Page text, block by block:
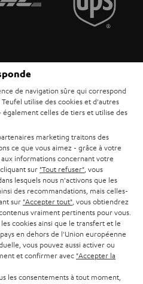
ne font pas partie du contenu de
des batteries sont inclus dans le prix.
droits réservés.
confidentialité
Act renoncer au contrat ici
de navigation sûre qui correspond
utilise des cookies et d'autres
celles de tiers et utilise des
marketing traitons des
ce que vous aimez - grâce à votre
informations concernant votre
sur "Tout refuser" , vous
lesquels nous n'activons que les
des recommandations, mais celles-
sur "Accepter tout" , vous obtiendrez
vraiment pertinents pour vous.
cookies ainsi que le transfert et le
en dehors de l'Union européenne
vous pouvez aussi activer ou
et confirmer avec "Accepter la
les consentements à tout moment,